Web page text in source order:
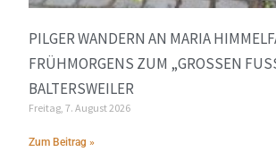
PILGER WANDERN AN MARIA
FRÜHMORGENS ZUM „GROSSEN FUSS“
LTERSWEILER
Freitag, 7. August 2026
Zum Beitrag »